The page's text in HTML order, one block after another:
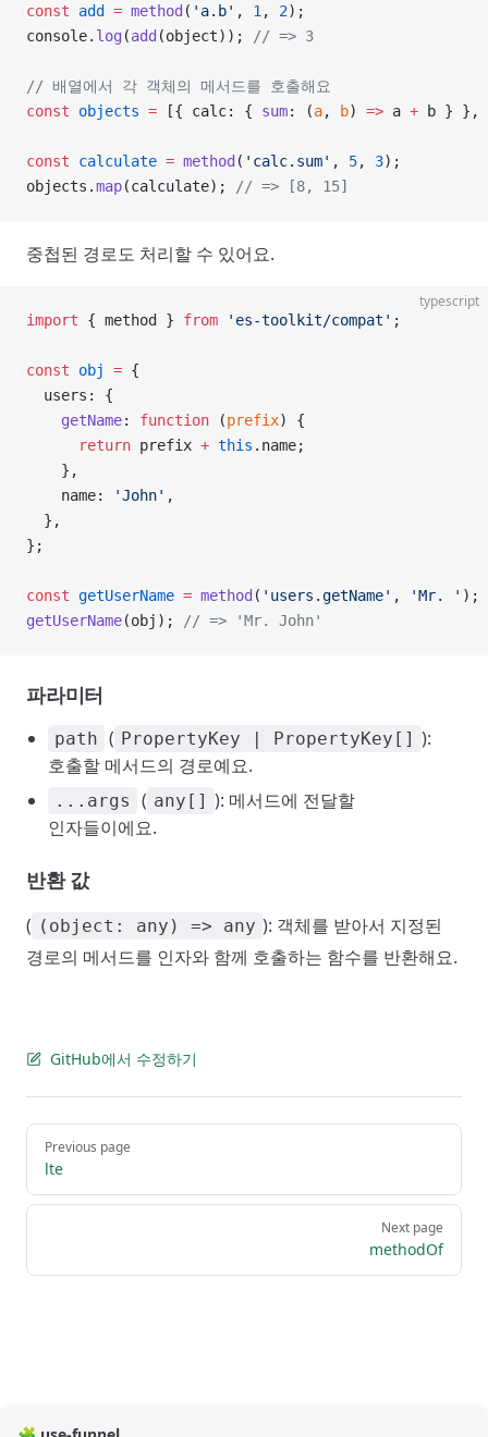
const add = method ( 'a.b' , 1 , 2);
console. log (add (object)); // => 3
// 배열에서 각 객체의 메서드를 호출해요
const objects = [{ calc: { sum: (a, b) => a + b } },
const calculate = method ( 'calc.sum' , 5, 3);
objects.map(calculate); // => [8, 15]
중첩된 경로도 처리할 수 있어요.
typescript
import { method } from 'es-toolkit/compat' ;
const obj = {
  users: {
    getName
: function (prefix) {
      return
prefix + this .name;
    },
    name:
'John' ,
  },
};
const getUserName = method ( 'users.getName' , 'Mr. ' );
getUserName(obj); // => 'Mr. John'
파라미터
path ( PropertyKey | PropertyKey[] ):
호출할 메서드의 경로예요.
...args ( any[] ): 메서드에 전달할
인자들이에요.
반환 값
( (object: any) => any ): 객체를 받아서 지정된
경로의 메서드를 인자와 함께 호출하는 함수를 반환해요.
GitHub에서 수정하기
Pager
Previous page
lte
Next page
methodOf